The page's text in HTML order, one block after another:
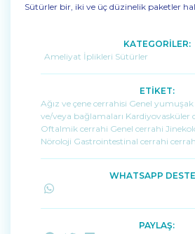
Sütürler bir, iki ve üç düzinelik paketler
KATEGORİLER:
Ameliyat İplikleri Sütürler
ETİKET:
Ağız ve çene cerrahisi Genel
ve/veya bağlamaları Kardiyovasküler
Oftalmik cerrahi Genel cerrahi
Nöroloji Gastrointestinal cerrahi
WHATSAPP
PAYLAŞ: